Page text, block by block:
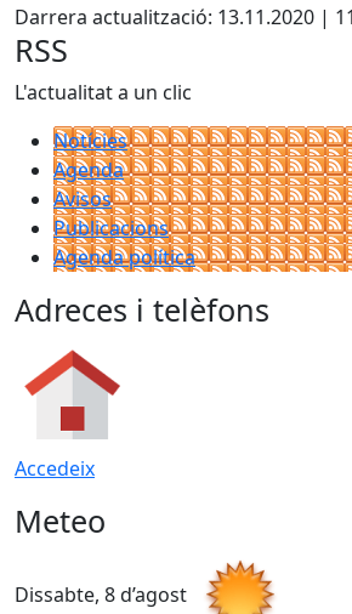
Darrera actualització: 13.11.2020 |
RSS
L'actualitat a un clic
Notícies
Agenda
Avisos
Publicacions
Agenda política
Adreces i telèfons
Accedeix
Meteo
Dissabte, 8 d’agost